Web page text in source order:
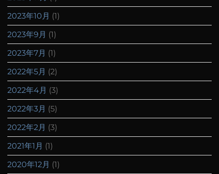
2023年10月 (1)
2023年9月 (1)
2023年7月 (1)
2022年5月 (2)
2022年4月 (3)
2022年3月 (5)
2022年2月 (3)
2021年1月 (1)
2020年12月 (1)